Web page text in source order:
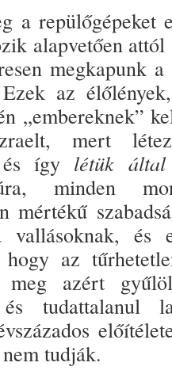
a repülőgépeket
alapvetően
megkapunk
az
„embereknek”
mert
és így létük
minden
mértékű
vallásoknak, és
az
meg azért
és tudattalanul
tudják.